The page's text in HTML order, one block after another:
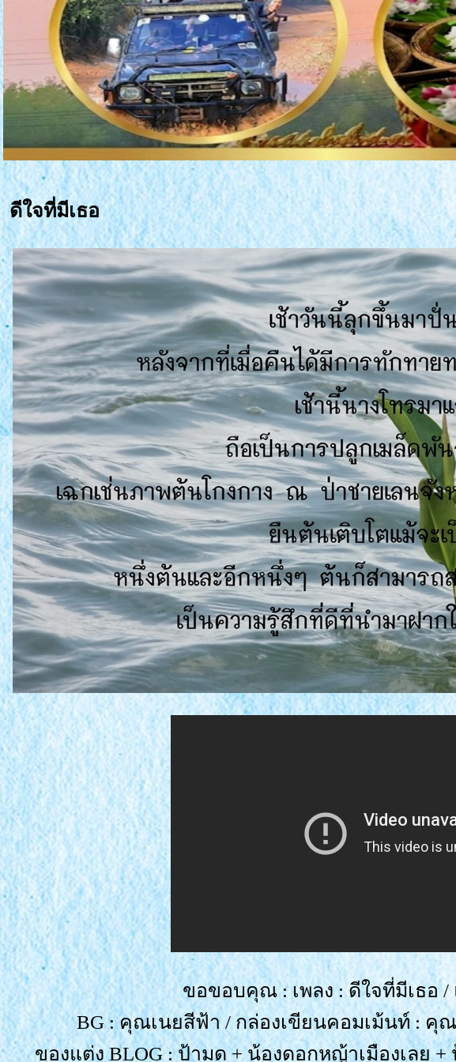
ดีใจที่มีเธอ
ขอขอบคุณ : เพลง : ดีใจที่มีเธอ
BG : คุณเนยสีฟ้า / กล่องเขียนคอมเม้นท์ : คุณ
ของแต่ง BLOG : ป้ามด + น้องดอกหญ้าเมืองเลย